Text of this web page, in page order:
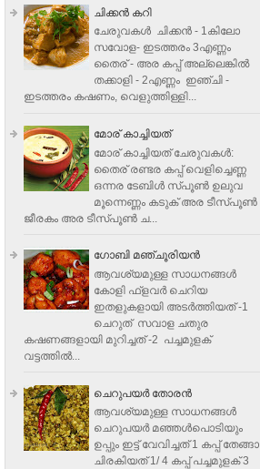
ചിക്കന്‍ കറി
ചേരുവകൾ ചിക്കന്‍ - 1കിലോ
സവോള- ഇടത്തരം 3എണ്ണം
തൈര് - അര കപ്പ്‌ അല്ലെങ്കില്‍
തക്കാളി - 2എണ്ണം ഇഞ്ചി -
ഇടത്തരം കഷണം, വെളുത്തിള്ളി...
മോര് കാച്ചിയത്
മോര് കാച്ചിയത് ചേരുവകള്‍‌:
തൈര് രണ്ടര കപ്പ് വെളിച്ചെണ്ണ
ഒന്നര ടേബിള്‍ സ്പൂണ്‍ ഉലുവ
മൂന്നെണ്ണം കടുക് അര ടീസ്പൂണ്‍
ജീരകം അര ടീസ്പൂണ്‍ ച...
ഗോബി മഞ്ചൂരിയന്‍
ആവശ്യമുള്ള സാധനങ്ങൾ
കോളി ഫ്ളവര്‍ ചെറിയ
ഇതളുകളായി അടര്‍ത്തിയത് -1
ചെറുത് സവാള ചതുര
കഷണങ്ങളായി മുറിച്ചത് -2 പച്ചമുളക്
വട്ടത്തില്‍...
ചെറുപയർ തോരൻ
ആവശ്യമുള്ള സാധനങ്ങൾ
ചെറുപയർ മഞ്ഞൾപൊടിയും
ഉപ്പും ഇട്ട് വേവിച്ചത് 1 കപ്പ് തേങ്ങാ
ചിരകിയത് 1/ 4 കപ്പ് പച്ചമുളക് 3